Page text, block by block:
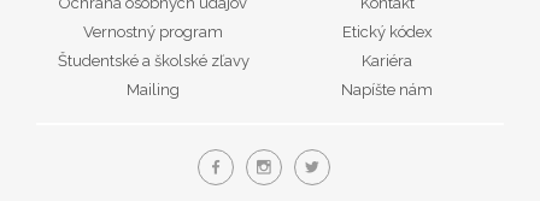
Vernostný program
Študentské a školské zľavy
Mailing
Etický kódex
Kariéra
Napíšte nám